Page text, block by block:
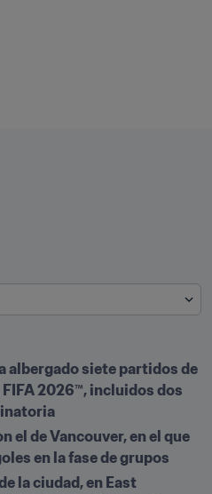
albergado siete partidos de
FIFA 2026™, incluidos dos
el de Vancouver, en el que
en la fase de grupos
la ciudad, en East